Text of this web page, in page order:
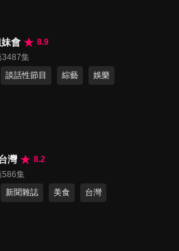
會
8.9
3487集
談話性節目 綜藝 娛樂
灣
8.2
586集
新聞雜誌 美食 台灣